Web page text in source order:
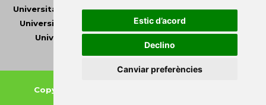
Estic d’acord
Declino
Canviar preferències
Universitat Pompeu Fabra•Universitat Ramon Llull
Universitat Rovira i Virgili
•Universitat de Sàsser
Universitat de València•Universitat de Vic -
Universitat Central de Catalunya
Copyright © 2026